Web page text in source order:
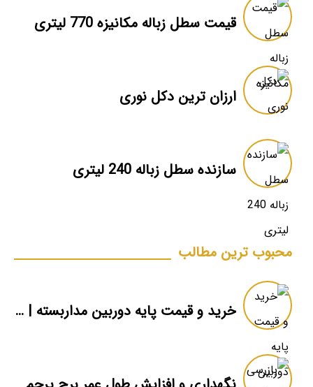
قیمت سطل زباله مکانیزه 770 لیتری
ارزان ترین دکل نوری
سازنده سطل زباله 240 لیتری
محبوب ترین مطالب
خرید و قیمت پایه دوربین مداربسته | دکل دوربین